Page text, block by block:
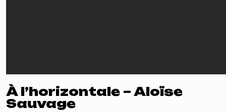
À l’horizontale – Aloïse
Sauvage